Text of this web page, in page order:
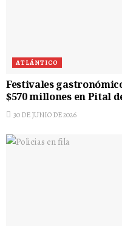
ATLÁNTICO
Festivales
$570 millones en Pital
30 DE JUNIO DE 2026